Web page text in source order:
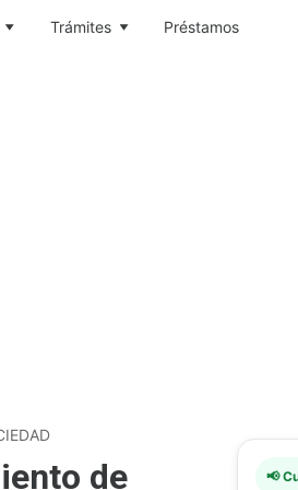
Trámites Préstamos
de 📢